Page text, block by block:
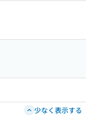
少なく表示する